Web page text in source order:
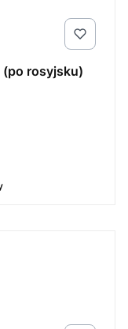
(po rosyjsku)